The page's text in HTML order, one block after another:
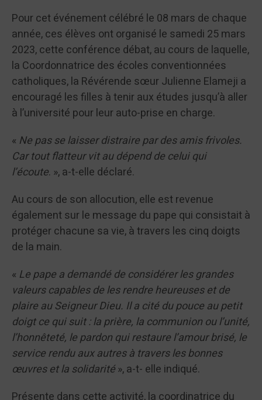
Pour cet événement célébré le 08 mars de chaque
année, ces élèves ont organisé le samedi 25 mars
2023, cette conférence débat, au cours de laquelle,
la Coordonnatrice des écoles conventionnées
catholiques, la Révérende sœur Julienne Elameji a
encouragé les filles à tenir aux études jusqu’à aller
à l’université pour leur auto-prise en charge.
« Ne pas se laisser distraire par des amis frivoles.
Car tout flatteur vit au dépend de celui qui
l’écoute. », a-t-elle déclaré.
Au cours de son allocution, elle est revenue
également sur le message du pape qui consistait à
protéger chacune sa vie, à travers les cinq doigts
de la main.
« Le pape a demandé de considérer les grandes
valeurs capables de les rendre heureuses et de
plaire au Seigneur Dieu. Il a cité du pouce au petit
doigt ce qui suit : la prière, la communion ou l’unité,
l’honnêteté, le pardon qui restaure l’amour brisé, le
service rendu aux autres à travers les bonnes
œuvres et la solidarité», a-t- elle indiqué.